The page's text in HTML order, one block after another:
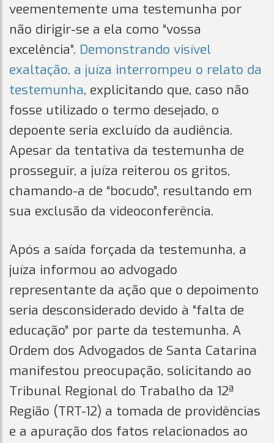
veementemente uma testemunha por
não dirigir-se a ela como “vossa
excelência”. Demonstrando visível
exaltação, a juíza interrompeu o relato da
testemunha, explicitando que, caso não
fosse utilizado o termo desejado, o
depoente seria excluído da audiência.
Apesar da tentativa da testemunha de
prosseguir, a juíza reiterou os gritos,
chamando-a de “bocudo”, resultando em
sua exclusão da videoconferência.
Após a saída forçada da testemunha, a
juíza informou ao advogado
representante da ação que o depoimento
seria desconsiderado devido à “falta de
educação” por parte da testemunha. A
Ordem dos Advogados de Santa Catarina
manifestou preocupação, solicitando ao
Tribunal Regional do Trabalho da 12ª
Região (TRT-12) a tomada de providências
e a apuração dos fatos relacionados ao